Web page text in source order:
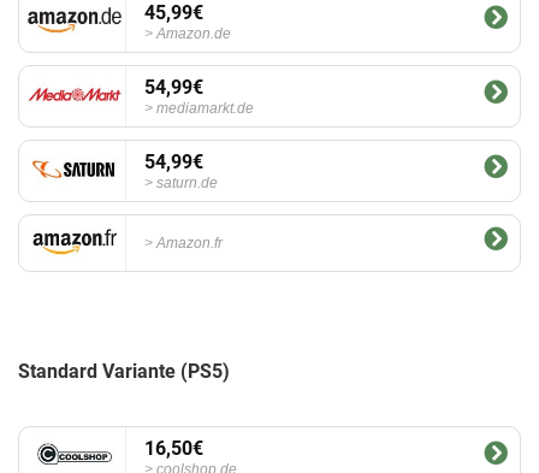
45,99€
Amazon.de
54,99€
mediamarkt.de
54,99€
saturn.de
Amazon.fr
Standard Variante (PS5)
16,50€